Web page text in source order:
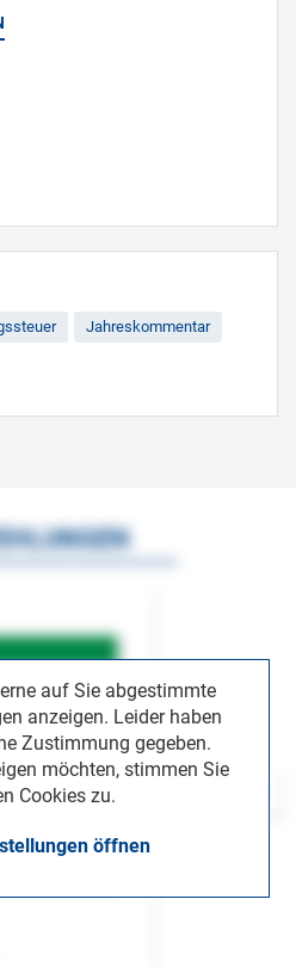
Jahreskommentar
auf Sie abgestimmte
anzeigen. Leider haben
Zustimmung gegeben.
möchten, stimmen Sie
Cookies zu.
öffnen